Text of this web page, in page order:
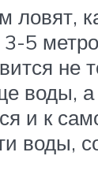
ловят,
3-5
не
воды, а
и к
воды,